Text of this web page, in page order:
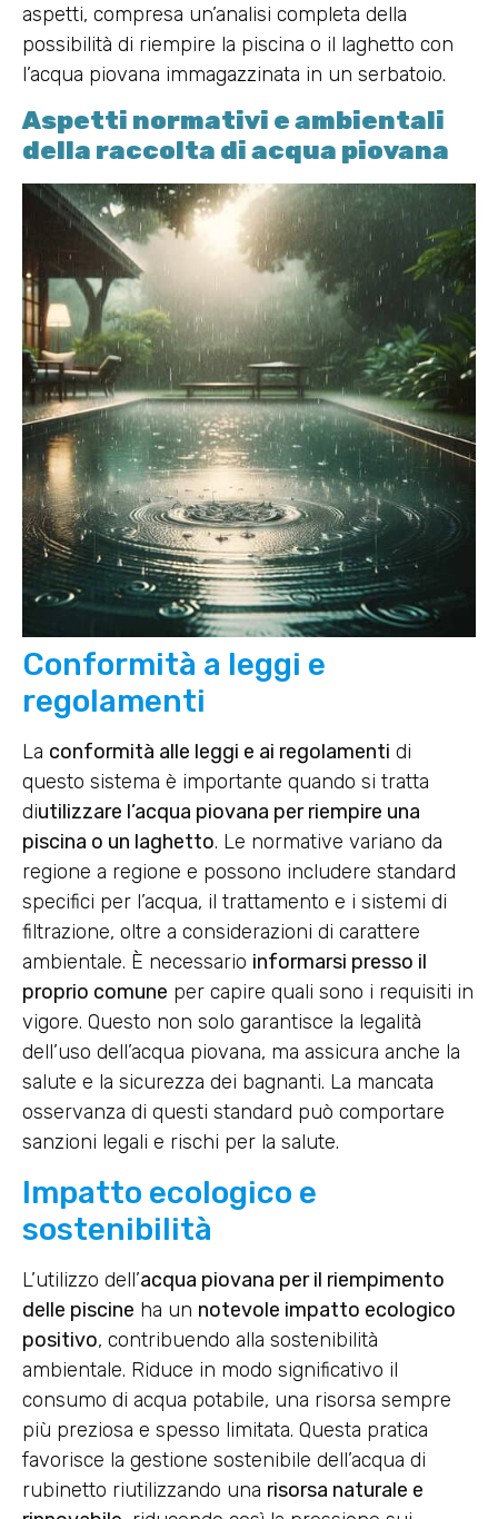
aspetti, compresa un’analisi completa della
possibilità di riempire la piscina o il laghetto con
l’acqua piovana immagazzinata in un serbatoio.
Aspetti normativi e ambientali
della raccolta di acqua piovana
Conformità a leggi e
regolamenti
La conformità alle leggi e ai regolamenti di
questo sistema è importante quando si tratta
diutilizzare l’acqua piovana per riempire una
piscina o un laghetto. Le normative variano da
regione a regione e possono includere standard
specifici per l’acqua, il trattamento e i sistemi di
filtrazione, oltre a considerazioni di carattere
ambientale. È necessario informarsi presso il
proprio comune per capire quali sono i requisiti in
vigore. Questo non solo garantisce la legalità
dell’uso dell’acqua piovana, ma assicura anche la
salute e la sicurezza dei bagnanti. La mancata
osservanza di questi standard può comportare
sanzioni legali e rischi per la salute.
Impatto ecologico e
sostenibilità
L’utilizzo dell’acqua piovana per il riempimento
delle piscine ha un notevole impatto ecologico
positivo, contribuendo alla sostenibilità
ambientale. Riduce in modo significativo il
consumo di acqua potabile, una risorsa sempre
più preziosa e spesso limitata. Questa pratica
favorisce la gestione sostenibile dell’acqua di
rubinetto riutilizzando una risorsa naturale e